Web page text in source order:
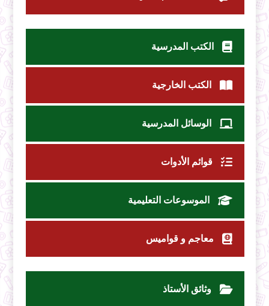
الكتب المدرسية
الكتب الخارجية
الوسائل المدرسية
قوائم الأدوات
الموسوعات التعليمية
معاجم و قواميس
وثائق الأستاذ